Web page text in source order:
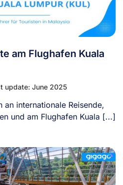
am Flughafen Kuala
update: June 2025
internationale Reisende,
und am Flughafen Kuala [...]